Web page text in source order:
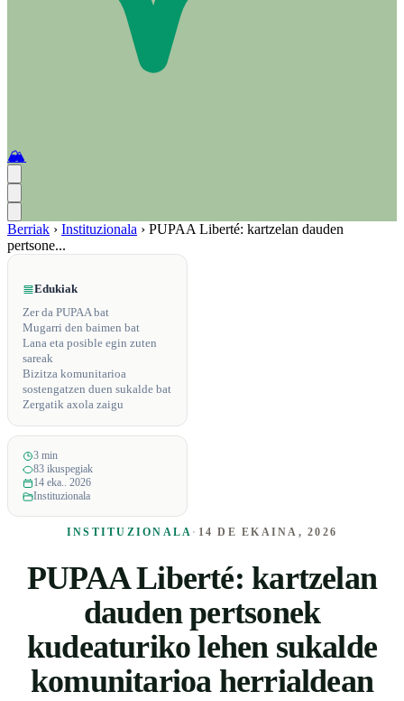
🏔️
Berriak › Instituzionala › PUPAA Liberté: kartzelan dauden
pertsone...
Edukiak
Zer da PUPAA bat
Mugarri den baimen bat
Lana eta posible egin zuten
sareak
Bizitza komunitarioa
sostengatzen duen sukalde bat
Zergatik axola zaigu
3 min
83 ikuspegiak
14 eka.. 2026
Instituzionala
INSTITUZIONALA · 14 DE EKAINA, 2026
PUPAA Liberté: kartzelan
dauden pertsonek
kudeaturiko lehen sukalde
komunitarioa herrialdean